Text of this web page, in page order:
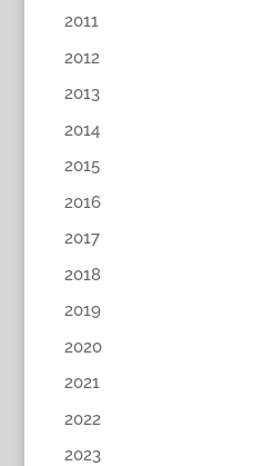
2011
2012
2013
2014
2015
2016
2017
2018
2019
2020
2021
2022
2023